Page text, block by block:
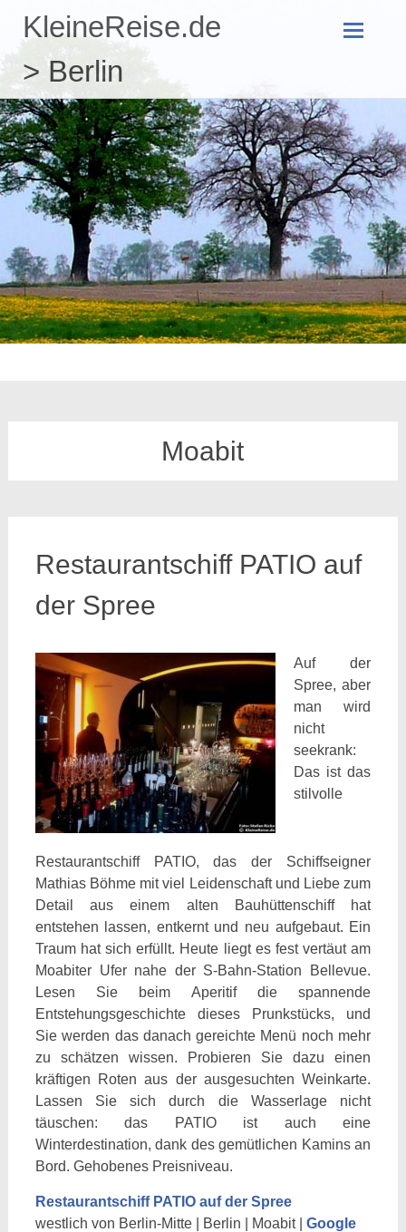
KleineReise.de
> Berlin
springen
Moabit
Restaurantschiff PATIO auf
der Spree
Auf der
Spree, aber
man wird
nicht
seekrank:
Das ist das
stilvolle
Restaurantschiff PATIO, das der Schiffseigner
Mathias Böhme mit viel Leidenschaft und Liebe zum
Detail aus einem alten Bauhüttenschiff hat
entstehen lassen, entkernt und neu aufgebaut. Ein
Traum hat sich erfüllt. Heute liegt es fest vertäut am
Moabiter Ufer nahe der S-Bahn-Station Bellevue.
Lesen Sie beim Aperitif die spannende
Entstehungsgeschichte dieses Prunkstücks, und
Sie werden das danach gereichte Menü noch mehr
zu schätzen wissen. Probieren Sie dazu einen
kräftigen Roten aus der ausgesuchten Weinkarte.
Lassen Sie sich durch die Wasserlage nicht
täuschen: das PATIO ist auch eine
Winterdestination, dank des gemütlichen Kamins an
Bord. Gehobenes Preisniveau.
Restaurantschiff PATIO auf der Spree
westlich von Berlin-Mitte | Berlin | Moabit | Google